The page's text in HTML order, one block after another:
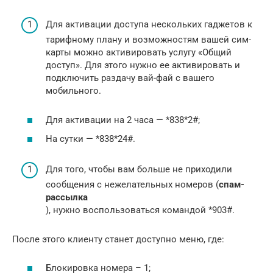
Для активации доступа нескольких гаджетов к
тарифному плану и возможностям вашей сим-
карты можно активировать услугу «Общий
доступ». Для этого нужно ее активировать и
подключить раздачу вай-фай с вашего
мобильного.
Для активации на 2 часа — *838*2#;
На сутки — *838*24#.
Для того, чтобы вам больше не приходили
сообщения с нежелательных номеров (спам-
рассылка
), нужно воспользоваться командой *903#.
После этого клиенту станет доступно меню, где:
Блокировка номера – 1;